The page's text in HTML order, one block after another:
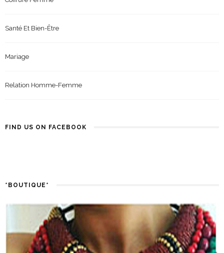
Santé Et Bien-Être
Mariage
Relation Homme-Femme
FIND US ON FACEBOOK
*BOUTIQUE*